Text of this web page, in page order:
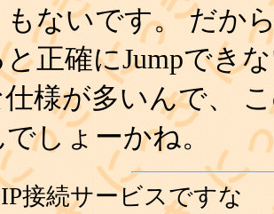
もないです。 だか
正確にJumpでき
様が多いんで、
しょーかね。
接続サービスですな